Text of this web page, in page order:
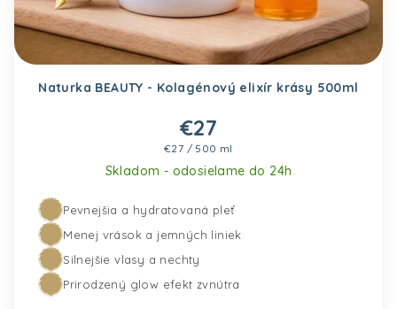
Pridať do košíka
Naturka BEAUTY - Kolagénový elixír krásy 500ml
€27
Jednotková cena:
€27 / 500 ml
Skladom - odosielame do 24h
Pevnejšia a hydratovaná pleť
Menej vrások a jemných liniek
Silnejšie vlasy a nechty
Prirodzený glow efekt zvnútra